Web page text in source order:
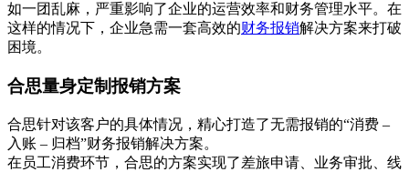
如一团乱麻，严重影响了企业的运营效率和财务管理水平。在
这样的情况下，企业急需一套高效的财务报销解决方案来打破
困境。
合思量身定制报销方案
合思针对该客户的具体情况，精心打造了无需报销的“消费 –
入账 – 归档”财务报销解决方案。
在员工消费环节，合思的方案实现了差旅申请、业务审批、线